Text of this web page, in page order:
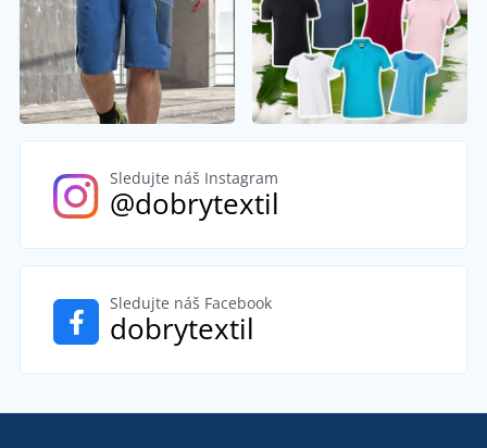
Sledujte náš Instagram
@dobrytextil
Sledujte náš Facebook
dobrytextil